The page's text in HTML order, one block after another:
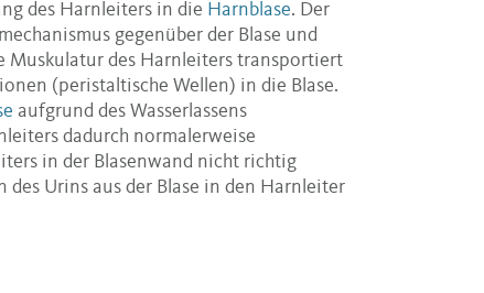
des Harnleiters in die Harnblase. Der
gegenüber der Blase und
Muskulatur des Harnleiters transportiert
(peristaltische Wellen) in die Blase.
aufgrund des Wasserlassens
dadurch normalerweise
in der Blasenwand nicht richtig
Urins aus der Blase in den Harnleiter